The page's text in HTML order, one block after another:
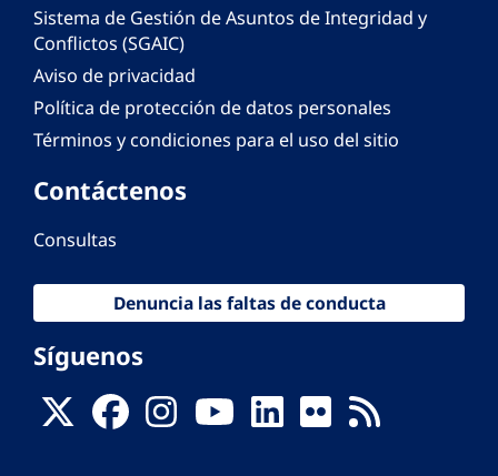
Sistema de Gestión de Asuntos de Integridad y
Conflictos (SGAIC)
Aviso de privacidad
Política de protección de datos personales
Términos y condiciones para el uso del sitio
Contáctenos
Consultas
Denuncia las faltas de conducta
Síguenos